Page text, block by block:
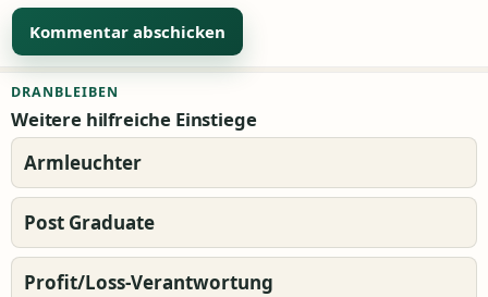
DRANBLEIBEN
Weitere hilfreiche Einstiege
Armleuchter
Post Graduate
Profit/Loss-Verantwortung